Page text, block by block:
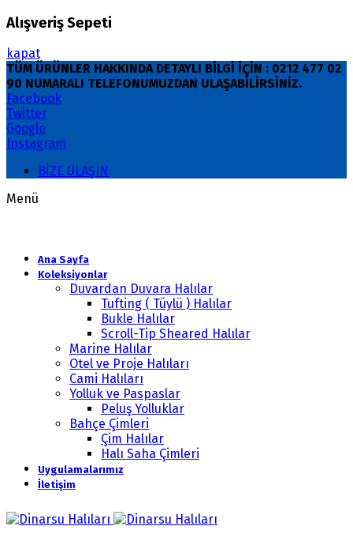
Alışveriş Sepeti
kapat
TÜM ÜRÜNLER HAKKINDA DETAYLI BİLGİ İÇİN : 0212 477 02
90 NUMARALI TELEFONUMUZDAN ULAŞABİLİRSİNİZ.
Facebook
Twitter
Google
Instagram
BİZE ULAŞIN
Menü
Ana Sayfa
Koleksiyonlar
Duvardan Duvara Halılar
Tufting ( Tüylü ) Halılar
Bukle Halılar
Scroll-Tip Sheared Halılar
Marine Halılar
Otel ve Proje Halıları
Cami Halıları
Yolluk ve Paspaslar
Peluş Yolluklar
Bahçe Çimleri
Çim Halılar
Halı Saha Çimleri
Uygulamalarımız
İletişim